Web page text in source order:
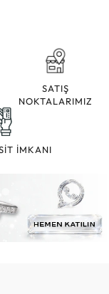
SATIŞ
NOKTALARIMIZ
İMKANI